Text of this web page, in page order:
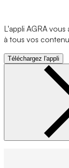
L'appli AGRA
à tous vos
Téléchargez l'appli